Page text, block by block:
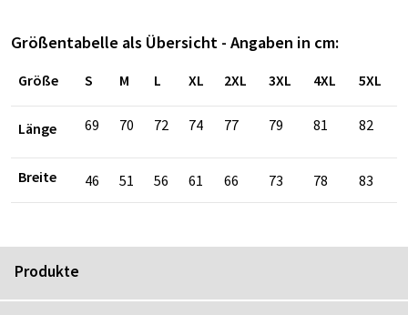
Größentabelle als Übersicht - Angaben in cm:
Größe S M L XL 2XL 3XL 4XL 5XL
Länge 69 70 72 74 77 79 81 82
Breite 46 51 56 61 66 73 78 83
Produkte